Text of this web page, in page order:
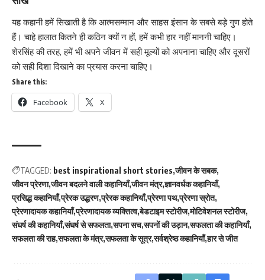
यह कहानी हमें सिखाती है कि आत्मसम्मान और साहस इंसान के सबसे बड़े गुण होते
हैं। चाहे हालात कितने ही कठिन क्यों न हों, हमें कभी हार नहीं माननी चाहिए।
शेरसिंह की तरह, हमें भी अपने जीवन में सही मूल्यों को अपनाना चाहिए और दूसरों
को सही दिशा दिखाने का प्रयास करना चाहिए।
Share this:
Facebook X
TAGGED: best inspirational short stories जीवन के सबक
जीवन प्रेरणा जीवन बदलने वाली कहानियाँ जीवन मंत्र ज्ञानवर्धक कहानियाँ
प्रसिद्ध कहानियाँ प्रेरक उद्धरण प्रेरक कहानियाँ प्रेरणा पथ प्रेरणा स्रोत
प्रेरणादायक कहानियाँ प्रेरणादायक व्यक्तित्व बेडटाइम स्टोरीज मोटिवेशनल स्टोरीज
संघर्ष की कहानियाँ संघर्ष से सफलता सपना सच सपनों की उड़ान सफलता की कहानियाँ
सफलता की राह सफलता के मंत्र सफलता के सूत्र सर्वश्रेष्ठ कहानियाँ हार से जीत